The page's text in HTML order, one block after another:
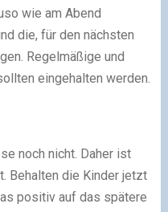
wie am Abend
die, für den nächsten
Regelmäßige und
eingehalten werden.
noch nicht. Daher ist
Behalten die Kinder jetzt
positiv auf das spätere